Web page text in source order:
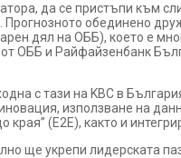
да се пристъпи към
Прогнозното обединено
дял на ОББ), което е
ОББ и Райфайзенбанк
с тази на KBC в
използване на
(E2E), както и
ще укрепи лидерската